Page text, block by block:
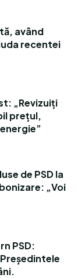
având
recentei
„Revizuiți
prețul,
de PSD la
„Voi
PSD: